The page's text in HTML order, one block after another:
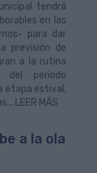
tendrá
en las
para dar
previsión de
a la rutina
del periodo
etapa estival,
LEER MÁS
a la ola